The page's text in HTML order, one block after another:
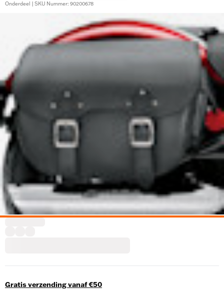
Onderdeel | SKU Nummer: 90200678
Gratis verzending vanaf €50